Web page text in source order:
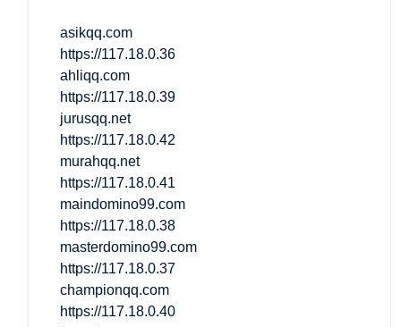
asikqq.com
https://117.18.0.36
ahliqq.com
https://117.18.0.39
jurusqq.net
https://117.18.0.42
murahqq.net
https://117.18.0.41
maindomino99.com
https://117.18.0.38
masterdomino99.com
https://117.18.0.37
championqq.com
https://117.18.0.40